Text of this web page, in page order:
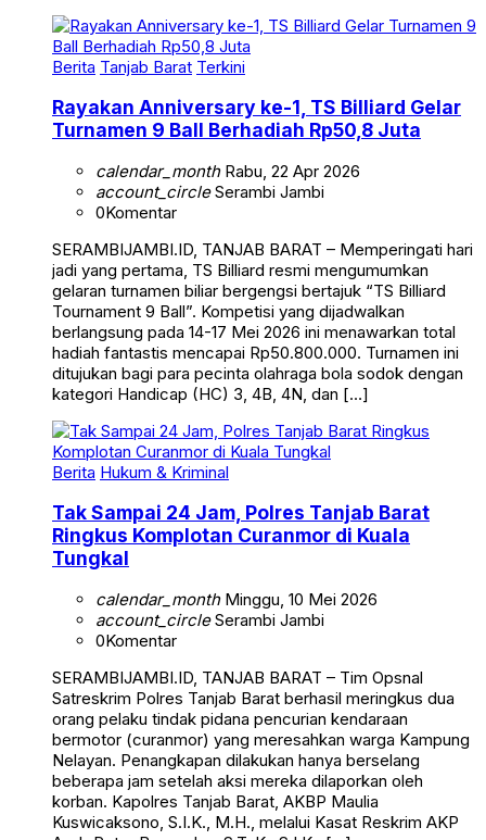
Berita Tanjab Barat Terkini
Rayakan Anniversary ke-1, TS Billiard Gelar
Turnamen 9 Ball Berhadiah Rp50,8 Juta
calendar_monthRabu, 22 Apr 2026
account_circleSerambi Jambi
0Komentar
SERAMBIJAMBI.ID, TANJAB BARAT – Memperingati hari
jadi yang pertama, TS Billiard resmi mengumumkan
gelaran turnamen biliar bergengsi bertajuk “TS Billiard
Tournament 9 Ball”. Kompetisi yang dijadwalkan
berlangsung pada 14-17 Mei 2026 ini menawarkan total
hadiah fantastis mencapai Rp50.800.000. Turnamen ini
ditujukan bagi para pecinta olahraga bola sodok dengan
kategori Handicap (HC) 3, 4B, 4N, dan […]
Berita Hukum & Kriminal
Tak Sampai 24 Jam, Polres Tanjab Barat
Ringkus Komplotan Curanmor di Kuala
Tungkal
calendar_monthMinggu, 10 Mei 2026
account_circleSerambi Jambi
0Komentar
SERAMBIJAMBI.ID, TANJAB BARAT – Tim Opsnal
Satreskrim Polres Tanjab Barat berhasil meringkus dua
orang pelaku tindak pidana pencurian kendaraan
bermotor (curanmor) yang meresahkan warga Kampung
Nelayan. Penangkapan dilakukan hanya berselang
beberapa jam setelah aksi mereka dilaporkan oleh
korban. Kapolres Tanjab Barat, AKBP Maulia
Kuswicaksono, S.I.K., M.H., melalui Kasat Reskrim AKP